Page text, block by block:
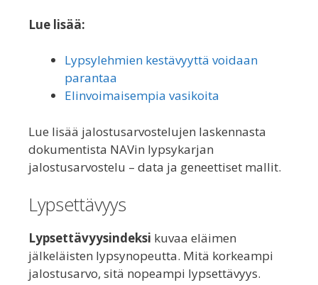
Lue lisää:
Lypsylehmien kestävyyttä voidaan
parantaa
Elinvoimaisempia vasikoita
Lue lisää jalostusarvostelujen laskennasta
dokumentista NAVin lypsykarjan
jalostusarvostelu – data ja geneettiset mallit.
Lypsettävyys
Lypsettävyysindeksi kuvaa eläimen
jälkeläisten lypsynopeutta. Mitä korkeampi
jalostusarvo, sitä nopeampi lypsettävyys.